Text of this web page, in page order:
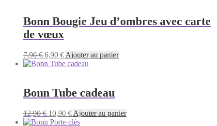
Bonn Bougie Jeu d’ombres avec carte
de vœux
7,90€ Le
prix
7,90 €.
6,90 €Le
prix
6,90 €.
Ajouter au panier
Bonn Tube cadeau
12,90€ Le
prix
10,90 €Le
prix
Ajouter au panier